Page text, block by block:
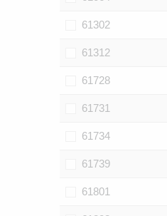
61302
61312
61728
61731
61734
61739
61801